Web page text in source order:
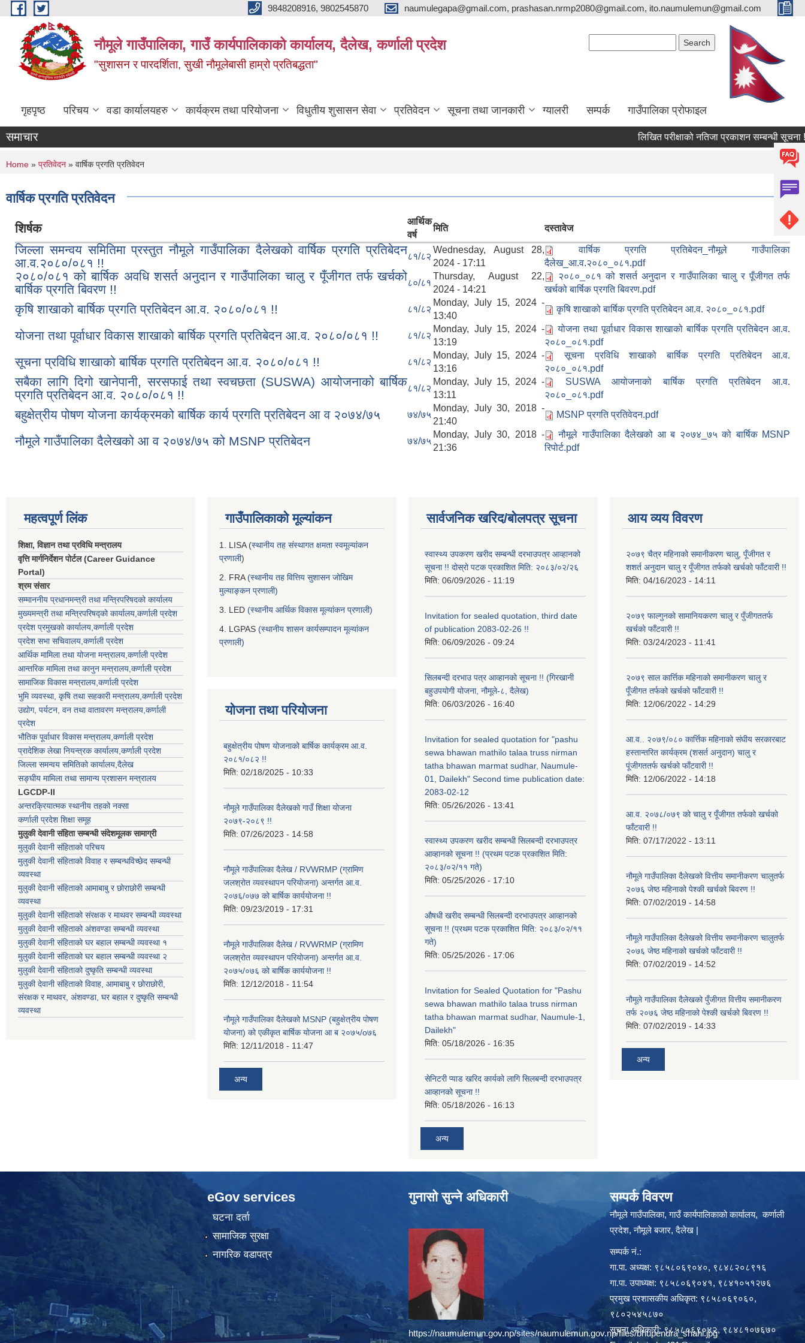
Skip to main content 9848208916, 9802545870 naumulegapa@gmail.com, prashasan.nrmp2080@gmail.com, ito.naumulemun@gmail.com
नौमूले गाउँपालिका, गाउँ कार्यपालिकाको कार्यालय, दैलेख, कर्णाली प्रदेश
"सुशासन र पारदर्शिता, सुखी नौमूलेबासी हाम्रो प्रतिबद्धता"
गृहपृष्ठ परिचय वडा कार्यालयहरु कार्यक्रम तथा परियोजना विधुतीय शुसासन सेवा प्रतिवेदन सूचना तथा जानकारी ग्यालरी सम्पर्क गाउँपालिका प्रोफाइल
समाचार लिखित परीक्षाको नतिजा प्रकाशन सम्बन्धी सूचना !!
You are here
Home » प्रतिवेदन » वार्षिक प्रगति प्रतिवेदन
वार्षिक प्रगति प्रतिवेदन
शिर्षक
आर्थिक
वर्ष
मिति दस्तावेज
जिल्ला समन्वय समितिमा प्रस्तुत नौमूले गाउँपालिका दैलेखको वार्षिक प्रगति प्रतिबेदन
आ.व.२०८०/०८१ !!
८१/८२
Wednesday, August 28,
2024 - 17:11
वार्षिक प्रगति प्रतिबेदन_नौमूले गाउँपालिका
दैलेख_आ.व.२०८०_०८१.pdf
२०८०/०८१ को बार्षिक अवधि शसर्त अनुदान र गाउँपालिका चालु र पूँजीगत तर्फ खर्चको
बार्षिक प्रगति बिवरण !!
८०/८१
Thursday, August 22,
2024 - 14:21
२०८०_०८१ को शसर्त अनुदान र गाउँपालिका चालु र पूँजीगत तर्फ
खर्चको बार्षिक प्रगति बिवरण.pdf
कृषि शाखाको बार्षिक प्रगति प्रतिबेदन आ.व. २०८०/०८१ !! ८१/८२
Monday, July 15, 2024 -
13:40
कृषि शाखाको बार्षिक प्रगति प्रतिबेदन आ.व. २०८०_०८१.pdf
योजना तथा पूर्वाधार विकास शाखाको बार्षिक प्रगति प्रतिबेदन आ.व. २०८०/०८१ !! ८१/८२
Monday, July 15, 2024 -
13:19
योजना तथा पूर्वाधार विकास शाखाको बार्षिक प्रगति प्रतिबेदन आ.व.
२०८०_०८१.pdf
सूचना प्रविधि शाखाको बार्षिक प्रगति प्रतिबेदन आ.व. २०८०/०८१ !! ८१/८२
Monday, July 15, 2024 -
13:16
सूचना प्रविधि शाखाको बार्षिक प्रगति प्रतिबेदन आ.व.
२०८०_०८१.pdf
सबैका लागि दिगो खानेपानी, सरसफाई तथा स्वचछता (SUSWA) आयोजनाको बार्षिक
प्रगति प्रतिबेदन आ.व. २०८०/०८१ !!
८१/८२
Monday, July 15, 2024 -
13:11
SUSWA आयोजनाको बार्षिक प्रगति प्रतिबेदन आ.व.
२०८०_०८१.pdf
बहुक्षेत्रीय पोषण योजना कार्यक्रमको बार्षिक कार्य प्रगति प्रतिबेदन आ व २०७४/७५ ७४/७५
Monday, July 30, 2018 -
21:40
MSNP प्रगति प्रतिवेदन.pdf
नौमूले गाउँपालिका दैलेखको आ व २०७४/७५ को MSNP प्रतिबेदन ७४/७५
Monday, July 30, 2018 -
21:36
नौमूले गाउँपालिका दैलेखको आ ब २०७४_७५ को बार्षिक MSNP
रिपोर्ट.pdf
महत्वपूर्ण लिंक
शिक्षा, विज्ञान तथा प्रविधि मन्त्रालय
वृत्ति मार्गनिर्देशन पोर्टल (Career Guidance
Portal)
श्रम संसार
सम्माननीय प्रधानमन्त्री तथा मन्त्रिपरिषद‌को कार्यालय
मुख्यमन्त्री तथा मन्त्रिपरिषद्को कार्यालय,कर्णाली प्रदेश
प्रदेश प्रमुखको कार्यालय,कर्णाली प्रदेश
प्रदेश सभा सचिवालय,कर्णाली प्रदेश
आर्थिक मामिला तथा योजना मन्त्रालय,कर्णाली प्रदेश
आन्तरिक मामिला तथा कानुन मन्त्रालय,कर्णाली प्रदेश
सामाजिक विकास मन्त्रालय,कर्णाली प्रदेश
भुमि व्यवस्था, कृषि तथा सहकारी मन्त्रालय,कर्णाली प्रदेश
उद्योग, पर्यटन, वन तथा वातावरण मन्त्रालय,कर्णाली
प्रदेश
भौतिक पूर्वाधार विकास मन्त्रालय,कर्णाली प्रदेश
प्रादेशिक लेखा नियन्त्रक कार्यालय,कर्णाली प्रदेश
जिल्ला समन्वय समितिको कार्यालय,दैलेख
सङ्घीय मामिला तथा सामान्य प्रशासन मन्त्रालय
LGCDP-II
अन्तरक्रियात्मक स्थानीय तहको नक्सा
कर्णाली प्रदेश शिक्षा समूह
मुलुकी देवानी संहिता सम्बन्धी संदेशमूलक सामाग्री
मुलुकी देवानी संहिताको परिचय
मुलुकी देवानी संहिताको विवाह र सम्बन्धविच्छेद सम्बन्धी
व्यवस्था
मुलुकी देवानी संहिताको आमाबाबु र छोराछोरी सम्बन्धी
व्यवस्था
मुलुकी देवानी संहिताको संरक्षक र माथवर सम्बन्धी व्यवस्था
मुलुकी देवानी संहिताको अंशवण्डा सम्बन्धी व्यवस्था
मुलुकी देवानी संहिताको घर बहाल सम्बन्धी व्यवस्था १
मुलुकी देवानी संहिताको घर बहाल सम्बन्धी व्यवस्था २
मुलुकी देवानी संहिताको दुष्कृति सम्बन्धी व्यवस्था
मुलुकी देवानी संहिताको विवाह, आमाबाबु र छोराछोरी,
संरक्षक र माथवर, अंशवण्डा, घर बहाल र दुष्कृति सम्बन्धी
व्यवस्था
गाउँपालिकाको मूल्यांकन
1. LISA (स्थानीय तह संस्थागत क्षमता स्वमूल्यांकन
प्रणाली)
2. FRA (स्थानीय तह वित्तिय सुशासन जोखिम
मुल्याङ्कन प्रणाली)
3. LED (स्थानीय आर्थिक विकास मूल्यांकन प्रणाली)
4. LGPAS (स्थानीय शासन कार्यसम्पादन मूल्यांकन
प्रणाली)
योजना तथा परियोजना
बहुक्षेत्रीय पोषण योजनाको बार्षिक कार्यक्रम आ.व.
२०८१/०८२ !!
मिति: 02/18/2025 - 10:33
नौमूले गाउँपालिका दैलेखको गाउँ शिक्षा योजना
२०७९-२०८९ !!
मिति: 07/26/2023 - 14:58
नौमूले गाउँपालिका दैलेख / RVWRMP (ग्रामिण
जलश्रोत व्यवस्थापन परियोजना) अन्तर्गत आ.व.
२०७६/०७७ को बार्षिक कार्ययोजना !!
मिति: 09/23/2019 - 17:31
नौमूले गाउँपालिका दैलेख / RVWRMP (ग्रामिण
जलश्रोत व्यवस्थापन परियोजना) अन्तर्गत आ.व.
२०७५/०७६ को बार्षिक कार्ययोजना !!
मिति: 12/12/2018 - 11:54
नौमूले गाउँपालिका दैलेखको MSNP (बहुक्षेत्रीय पोषण
योजना) को एकीकृत बार्षिक योजना आ ब २०७५/o७६
मिति: 12/11/2018 - 11:47
अन्य
सार्वजनिक खरिद/बोलपत्र सूचना
स्वास्थ्य उपकरण खरीद सम्बन्धी दरभाउपत्र आव्हानको
सूचना !! दोस्रो पटक प्रकाशित मिति: २०८३/०२/२६
मिति: 06/09/2026 - 11:19
Invitation for sealed quotation, third date
of publication 2083-02-26 !!
मिति: 06/09/2026 - 09:24
सिलबन्दी दरभाउ पत्र आव्हानको सूचना !! (गिरखानी
बहुउपयोगी योजना, नौमूले-८, दैलेख)
मिति: 06/03/2026 - 16:40
Invitation for sealed quotation for "pashu
sewa bhawan mathilo talaa truss nirman
tatha bhawan marmat sudhar, Naumule-
01, Dailekh" Second time publication date:
2083-02-12
मिति: 05/26/2026 - 13:41
स्वास्थ्य उपकरण खरीद सम्बन्धी सिलबन्दी दरभाउपत्र
आव्हानको सूचना !! (प्रथम पटक प्रकाशित मिति:
२०८३/०२/११ गते)
मिति: 05/25/2026 - 17:10
औषधी खरीद सम्बन्धी सिलबन्दी दरभाउपत्र आव्हानको
सूचना !! (प्रथम पटक प्रकाशित मिति: २०८३/०२/११
गते)
मिति: 05/25/2026 - 17:06
Invitation for Sealed Quotation for "Pashu
sewa bhawan mathilo talaa truss nirman
tatha bhawan marmat sudhar, Naumule-1,
Dailekh"
मिति: 05/18/2026 - 16:35
सेनिटरी प्याड खरिद कार्यको लागि सिलबन्दी दरभाउपत्र
आव्हानको सूचना !!
मिति: 05/18/2026 - 16:13
अन्य
आय व्यय विवरण
२०७९ चैत्र महिनाको समानीकरण चालु, पूँजीगत र
शशर्त अनुदान चालु र पूँजीगत तर्फको खर्चको फाँटवारी !!
मिति: 04/16/2023 - 14:11
२०७९ फाल्गुनको सामानियकरण चालु र पुँजीगततर्फ
खर्चको फाँटवारी !!
मिति: 03/24/2023 - 11:41
२०७९ साल कार्त्तिक महिनाको समानीकरण चालु र
पूँजीगत तर्फको खर्चको फाँटवारी !!
मिति: 12/06/2022 - 14:29
आ.व.. २०७९/०८० कार्त्तिक महिनाको संघीय सरकारबाट
हस्तान्तरित कार्यक्रम (शसर्त अनुदान) चालु र
पूंजीगततर्फ खर्चको फाँटवारी !!
मिति: 12/06/2022 - 14:18
आ.व. २०७८/०७९ को चालु र पूँजीगत तर्फको खर्चको
फाँटवारी !!
मिति: 07/17/2022 - 13:11
नौमूले गाउँपालिका दैलेखको वित्तीय समानीकरण चालुतर्फ
२०७६ जेष्ठ महिनाको पेश्की खर्चको बिवरण !!
मिति: 07/02/2019 - 14:58
नौमूले गाउँपालिका दैलेखको वित्तीय समानीकरण चालुतर्फ
२०७६ जेष्ठ महिनाको खर्चको फाँटवारी !!
मिति: 07/02/2019 - 14:52
नौमूले गाउँपालिका दैलेखको पुँजीगत वित्तीय समानीकरण
तर्फ २०७६ जेष्ठ महिनाको पेश्की खर्चको बिवरण !!
मिति: 07/02/2019 - 14:33
अन्य
eGov services
घटना दर्ता
सामाजिक सुरक्षा
नागरिक वडापत्र
गुनासो सुन्ने अधिकारी
https://naumulemun.gov.np/sites/naumulemun.gov.np/files/bhupendra_shahi.jpg
सम्पर्क विवरण
नौमूले गाउँपालिका, गाउँ कार्यपालिकाको कार्यालय, कर्णाली
प्रदेश, नौमूले बजार, दैलेख |
सम्पर्क नं.:
गा.पा. अध्यक्ष: ९८५८०६९०४०, ९८४८२०८९१६
गा.पा. उपाध्यक्ष: ९८५८०६९०४१, ९८४१०५१२७६
प्रमुख प्रशासकीय अधिकृत: ९८५८०६९०६०,
९८०२५४५८७०
सूचना अधिकारी: ९८५८०६९०४२, ९८४८१०७६७०